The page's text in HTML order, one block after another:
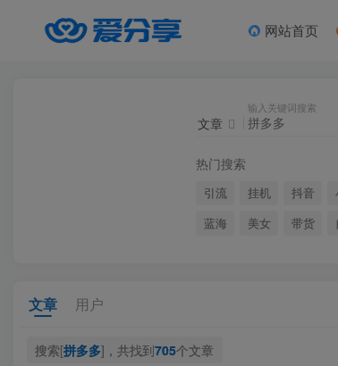
网站首页
文章
输入关键词搜索
热门搜索
引流 挂机 抖音
蓝海
美女 带货
文章 用户
搜索[拼多多]，共找到705个文章